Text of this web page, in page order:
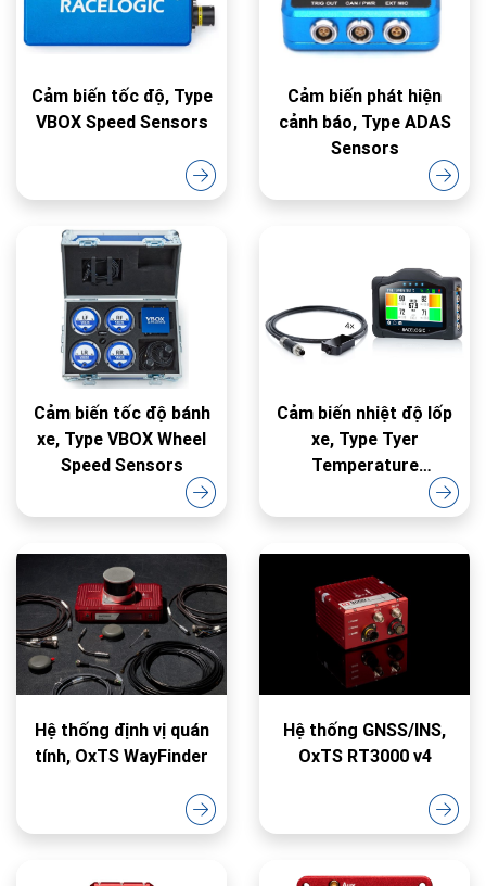
Cảm biến tốc độ, Type
VBOX Speed Sensors
Cảm biến phát hiện
cảnh báo, Type ADAS
Sensors
Cảm biến tốc độ bánh
xe, Type VBOX Wheel
Speed Sensors
Cảm biến nhiệt độ lốp
xe, Type Tyer
Temperature
Hệ thống định vị quán
tính, OxTS WayFinder
Hệ thống GNSS/INS,
OxTS RT3000 v4